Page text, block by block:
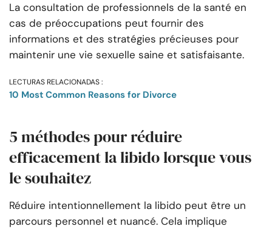
La consultation de professionnels de la santé en
cas de préoccupations peut fournir des
informations et des stratégies précieuses pour
maintenir une vie sexuelle saine et satisfaisante.
LECTURAS RELACIONADAS :
10 Most Common Reasons for Divorce
5 méthodes pour réduire
efficacement la libido lorsque vous
le souhaitez
Réduire intentionnellement la libido peut être un
parcours personnel et nuancé. Cela implique